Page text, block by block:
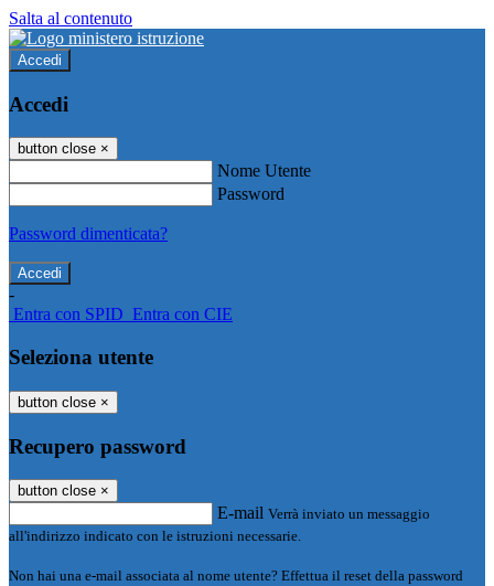
Salta al contenuto
Accedi
Accedi
button close ×
Nome Utente
Password
Password dimenticata?
-
Entra con SPID Entra con CIE
Seleziona utente
button close ×
Recupero password
button close ×
E-mail Verrà inviato un messaggio
all'indirizzo indicato con le istruzioni necessarie.
Non hai una e-mail associata al nome utente? Effettua il reset della password